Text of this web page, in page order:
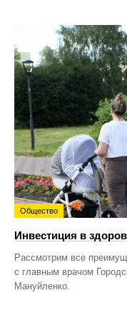
Общество
Инвестиция в
Рассмотрим все
с главным врачом
Мануйленко.